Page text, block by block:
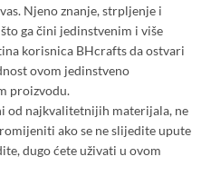
Njeno znanje, strpljenje i
ga čini jedinstvenim i više
korisnica BHcrafts da ostvari
ovom jedinstveno
proizvodu.
od najkvalitetnijih materijala, ne
ako se ne slijedite upute
dugo ćete uživati u ovom